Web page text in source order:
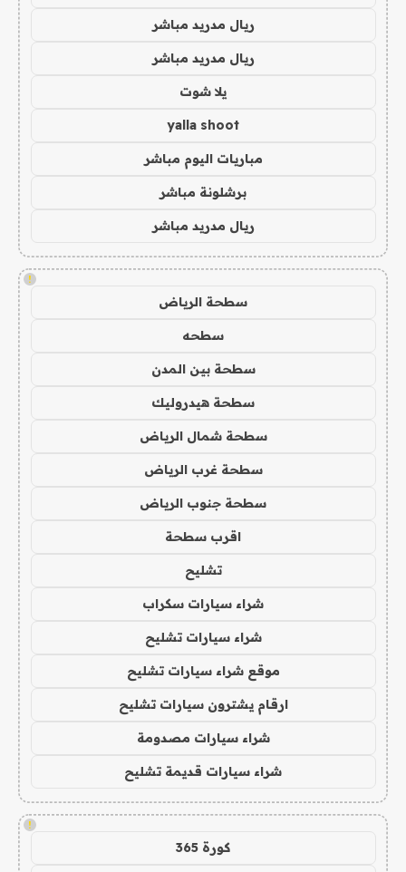
ريال مدريد مباشر
ريال مدريد مباشر
يلا شوت
yalla shoot
مباريات اليوم مباشر
برشلونة مباشر
ريال مدريد مباشر
!
سطحة الرياض
سطحه
سطحة بين المدن
سطحة هيدروليك
سطحة شمال الرياض
سطحة غرب الرياض
سطحة جنوب الرياض
اقرب سطحة
تشليح
شراء سيارات سكراب
شراء سيارات تشليح
موقع شراء سيارات تشليح
ارقام يشترون سيارات تشليح
شراء سيارات مصدومة
شراء سيارات قديمة تشليح
!
كورة 365